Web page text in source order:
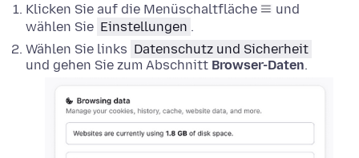
Klicken Sie auf die Menüschaltfläche
und
wählen Sie Einstellungen .
Wählen Sie links Datenschutz und Sicherheit
und gehen Sie zum Abschnitt Browser-Daten.